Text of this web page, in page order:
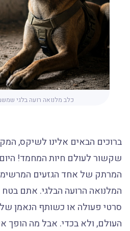
כלב מלנואה רועה בלגי
ברוכים הבאים אלינו לשיקס,
שקשור לעולם חיות המחמד! היום
המרתק של אחד הגזעים
המלנואה הרועה הבלגי. אתם בטח
סרטי פעולה או כשותף הנאמן של
העולם, ולא בכדי. אבל מה הופך